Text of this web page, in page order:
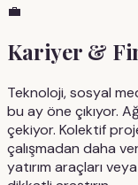
💼
Kariyer &
Teknoloji, sosyal
bu ay öne çıkıyor.
çekiyor. Kolektif
çalışmadan daha
yatırım araçları